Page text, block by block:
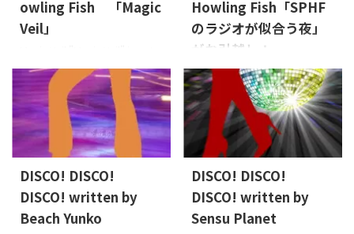
owling Fish 「Magic
Veil」
now. Released on: 2025-8-27
Lyrics: Osier, Sensu
PlanetMusic: Sensu
PlanetArrange: Sensu Planet
& The Howling Fish, HIEDA
JAN: 4573529370856 About
ドキと、音に揺れる浮遊感と高
まり。「Magic Veil」は感情の
波までそっと揺らしながら、
Howling Fish「SPHF
のラジオが似合う夜」
がお引越し！
Sensu Planet & The Howling
Fishがトークでお送りするラジ
オ番組「SPHFのラジオが似合
う夜」が4月6日（日）からお
引越し。Podcastでお聞きいた
だけるようになります。お気に
入りのPodcastで、ぜひ、フォ
組タイトル: SPHFのラジオが似
合う夜Podcast: Apple
DISCO! DISCO!
DISCO! written by
Beach Yunko
DISCO! DISCO!
DISCO! written by
Sensu Planet